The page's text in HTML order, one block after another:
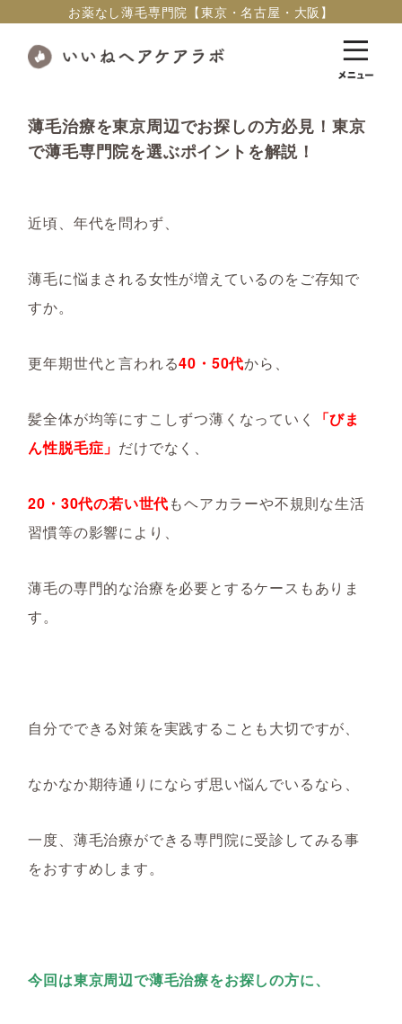
お薬なし薄毛専門院【東京・名古屋・大阪】
薄毛治療を東京周辺でお探しの方必見！東京
で薄毛専門院を選ぶポイントを解説！
近頃、年代を問わず、
薄毛に悩まされる女性が増えているのをご存知で
すか。
更年期世代と言われる40 ・ 50代から、
髪全体が均等にすこしずつ薄くなっていく
「びま
ん性脱毛症」 だけでなく、
20・30代の若い世代もヘアカラーや不規則な生活
習慣等の影響により、
薄毛の専門的な治療を必要とするケースもありま
す。
自分でできる対策を実践することも大切ですが、
なかなか期待通りにならず思い悩んでいるなら、
一度、薄毛治療ができる専門院に受診してみる事
をおすすめします。
今回は東京周辺で薄毛治療をお探しの方に、